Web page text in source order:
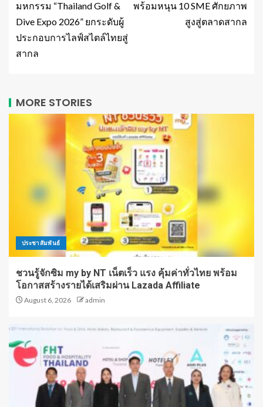
มหกรรม “Thailand Golf &
Dive Expo 2026” ยกระดับผู้
ประกอบการไลฟ์สไตล์ไทยสู่
สากล
พร้อมหนุน 10 SME ศักยภาพ
สูงสู่ตลาดสากล
MORE STORIES
ประชาสัมพันธ์
ชวนรู้จักซิม my by NT เน็ตเร็ว แรง คุ้มค่าทั่วไทย พร้อม
โอกาสสร้างรายได้เสริมผ่าน Lazada Affiliate
August 6, 2026 admin